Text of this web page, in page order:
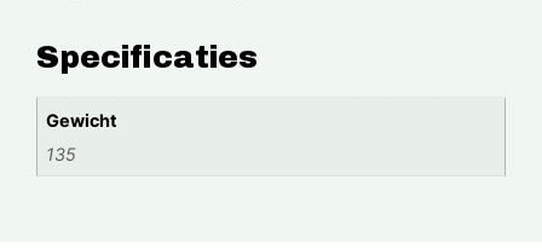
Specificaties
Gewicht
135